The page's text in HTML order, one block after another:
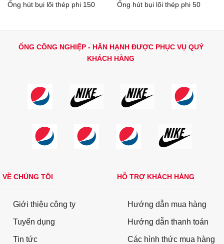
Ống hút bụi lõi thép phi 150 Ống hút bụi lõi thép phi 50
ỐNG CÔNG NGHIỆP - HÂN HẠNH ĐƯỢC PHỤC VỤ QUÝ
KHÁCH HÀNG
VỀ CHÚNG TÔI
Giới thiệu công ty
Tuyển dụng
Tin tức
HỖ TRỢ KHÁCH HÀNG
Hướng dẫn mua hàng
Hướng dẫn thanh toán
Các hình thức mua hàng